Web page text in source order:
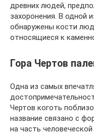
древних людей,
захоронения. В одной
обнаружены кости
относящиеся к
Гора Чертов
Одна из самых
Чертов коготь
название связано с
на часть